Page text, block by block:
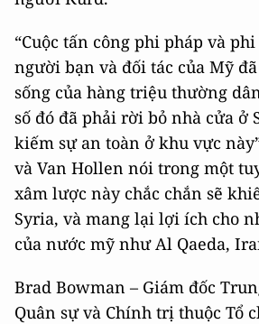
“Cuộc tấn công phi pháp và
người bạn và đối tác của Mỹ
sống của hàng triệu thường
số đó đã phải rời bỏ nhà cửa ở
kiếm sự an toàn ở khu vực
và Van Hollen nói trong một
xâm lược này chắc chắn sẽ
Syria, và mang lại lợi ích cho
của nước mỹ như Al Qaeda,
Brad Bowman – Giám đốc
Quân sự và Chính trị thuộc Tổ